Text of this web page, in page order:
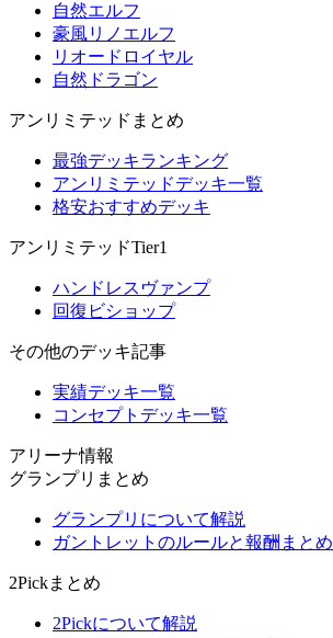
自然エルフ
豪風リノエルフ
リオードロイヤル
自然ドラゴン
アンリミテッドまとめ
最強デッキランキング
アンリミテッドデッキ一覧
格安おすすめデッキ
アンリミテッドTier1
ハンドレスヴァンプ
回復ビショップ
その他のデッキ記事
実績デッキ一覧
コンセプトデッキ一覧
アリーナ情報
グランプリまとめ
グランプリについて解説
ガントレットのルールと報酬まとめ
2Pickまとめ
2Pickについて解説